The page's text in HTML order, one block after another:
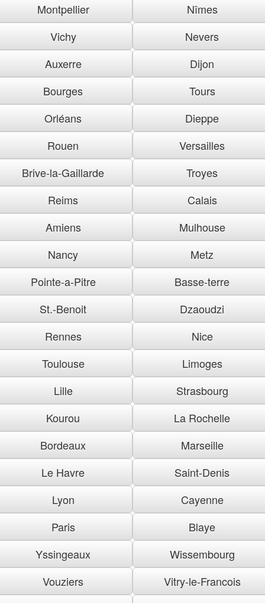
Montpellier
Nîmes
Vichy
Nevers
Auxerre
Dijon
Bourges
Tours
Orléans
Dieppe
Rouen
Versailles
Brive-la-Gaillarde
Troyes
Reims
Calais
Amiens
Mulhouse
Nancy
Metz
Pointe-a-Pitre
Basse-terre
St.-Benoit
Dzaoudzi
Rennes
Nice
Toulouse
Limoges
Lille
Strasbourg
Kourou
La Rochelle
Bordeaux
Marseille
Le Havre
Saint-Denis
Lyon
Cayenne
Paris
Blaye
Yssingeaux
Wissembourg
Vouziers
Vitry-le-Francois